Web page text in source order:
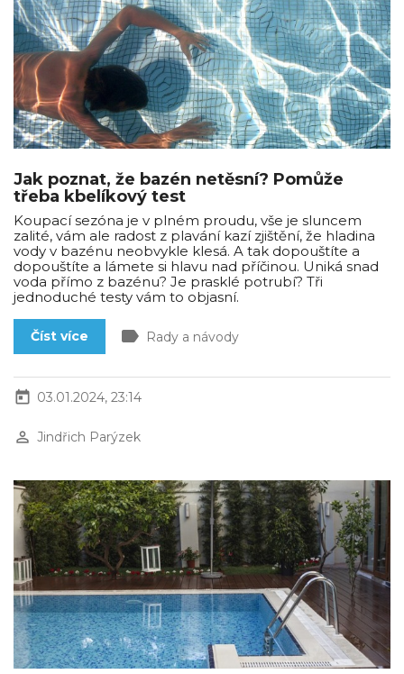
Jak poznat, že bazén netěsní? Pomůže
třeba kbelíkový test
Koupací sezóna je v plném proudu, vše je sluncem
zalité, vám ale radost z plavání kazí zjištění, že hladina
vody v bazénu neobvykle klesá. A tak dopouštíte a
dopouštíte a lámete si hlavu nad příčinou. Uniká snad
voda přímo z bazénu? Je prasklé potrubí? Tři
jednoduché testy vám to objasní.
Číst více label Rady a návody
today 03.01.2024, 23:14
perm_identity Jindřich Parýzek